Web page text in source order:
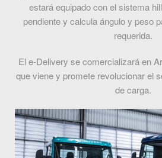
estará equipado con el sistema
pendiente y calcula ángulo y peso
requerida.
El e-Delivery se comercializará en
que viene y promete revolucionar el
de carga.